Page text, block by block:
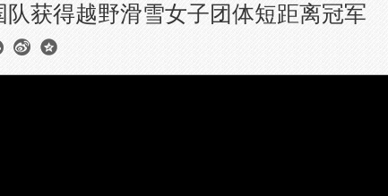
获得越野滑雪女子团体短距离冠军